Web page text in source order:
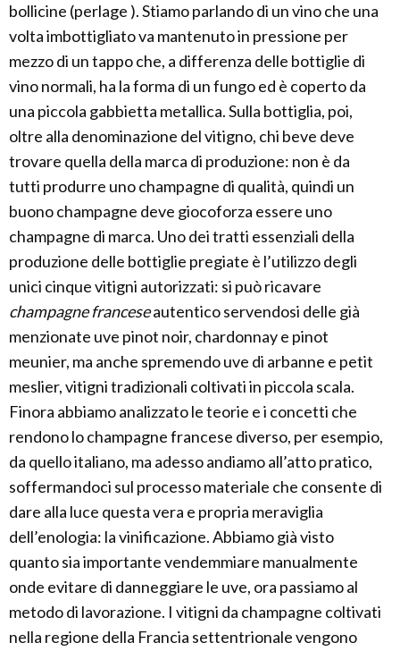
bollicine (perlage ). Stiamo parlando di un vino che una
volta imbottigliato va mantenuto in pressione per
mezzo di un tappo che, a differenza delle bottiglie di
vino normali, ha la forma di un fungo ed è coperto da
una piccola gabbietta metallica. Sulla bottiglia, poi,
oltre alla denominazione del vitigno, chi beve deve
trovare quella della marca di produzione: non è da
tutti produrre uno champagne di qualità, quindi un
buono champagne deve giocoforza essere uno
champagne di marca. Uno dei tratti essenziali della
produzione delle bottiglie pregiate è l’utilizzo degli
unici cinque vitigni autorizzati: si può ricavare
champagne franceseautentico servendosi delle già
menzionate uve pinot noir, chardonnay e pinot
meunier, ma anche spremendo uve di arbanne e petit
meslier, vitigni tradizionali coltivati in piccola scala.
Finora abbiamo analizzato le teorie e i concetti che
rendono lo champagne francese diverso, per esempio,
da quello italiano, ma adesso andiamo all’atto pratico,
soffermandoci sul processo materiale che consente di
dare alla luce questa vera e propria meraviglia
dell’enologia: la vinificazione. Abbiamo già visto
quanto sia importante vendemmiare manualmente
onde evitare di danneggiare le uve, ora passiamo al
metodo di lavorazione. I vitigni da champagne coltivati
nella regione della Francia settentrionale vengono